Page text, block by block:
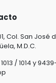
Col. San José
M.D.C.
/ 1014 y